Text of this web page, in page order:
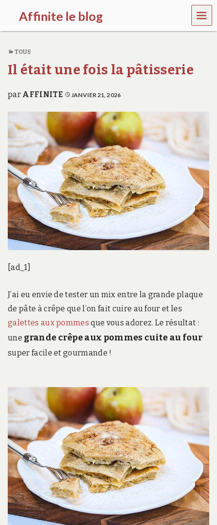
Affinite le blog
e
p
l
u
s
i
MEN
U
TOUS
Il était une fois la pâtisserie
par AFFINITE JANVIER 21, 2026
[ad_1]
J’ai eu envie de tester un mix entre la grande plaque
de pâte à crêpe que l’on fait cuire au four et les
galettes aux pommes que vous adorez. Le résultat :
une grande crêpe aux pommes cuite au four
super facile et gourmande !